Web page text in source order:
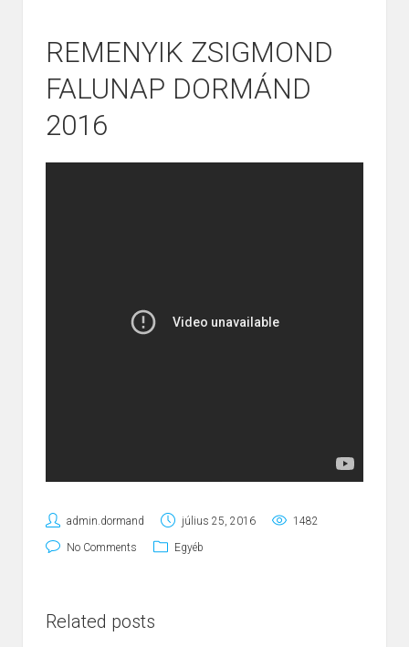
REMENYIK ZSIGMOND
FALUNAP DORMÁND
2016
admin.dormand július 25, 2016 1482
No Comments Egyéb
Related posts